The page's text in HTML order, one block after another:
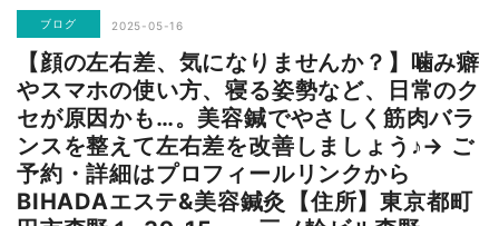
ブログ 2025-05-16
【顔の左右差、気になりませんか？】噛み癖
やスマホの使い方、寝る姿勢など、日常のク
セが原因かも…。美容鍼でやさしく筋肉バラ
ンスを整えて左右差を改善しましょう♪→ ご
予約・詳細はプロフィールリンクから
BIHADAエステ&美容鍼灸⁡【住所】東京都町